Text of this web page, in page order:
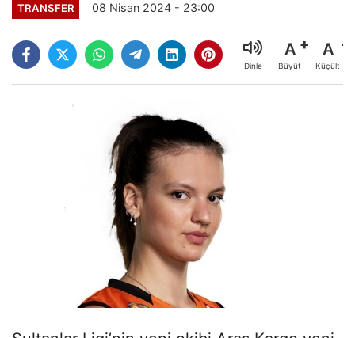
TRANSFER 08 Nisan 2024 - 23:00
Dinle
A
Büyüt
A
Küçült